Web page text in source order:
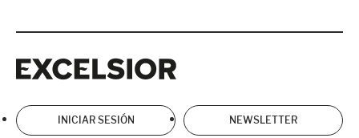
INICIAR SESIÓN NEWSLETTER